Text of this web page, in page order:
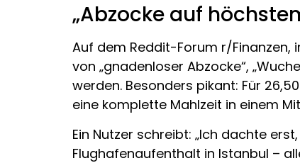
„Abzocke auf
Auf dem Reddit-Forum r/Finanzen,
von „gnadenloser Abzocke“,
werden. Besonders pikant: Für
eine komplette Mahlzeit in einem
Ein Nutzer schreibt: „Ich dachte
Flughafenaufenthalt in Istanbul –